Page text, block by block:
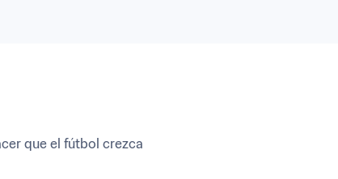
que el fútbol crezca